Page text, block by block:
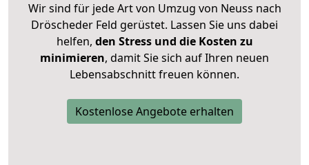
Wir sind für jede Art von Umzug von Neuss nach
Dröscheder Feld gerüstet. Lassen Sie uns dabei
helfen, den Stress und die Kosten zu
minimieren, damit Sie sich auf Ihren neuen
Lebensabschnitt freuen können.
Kostenlose Angebote erhalten